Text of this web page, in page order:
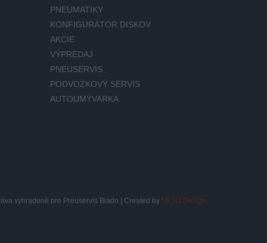
PNEUMATIKY
KONFIGURÁTOR DISKOV
AKCIE
VÝPREDAJ
PNEUSERVIS
PODVOZKOVÝ SERVIS
AUTOUMÝVARKA
vyhradené pre Preuservis Biado | Created by MI:SU Design